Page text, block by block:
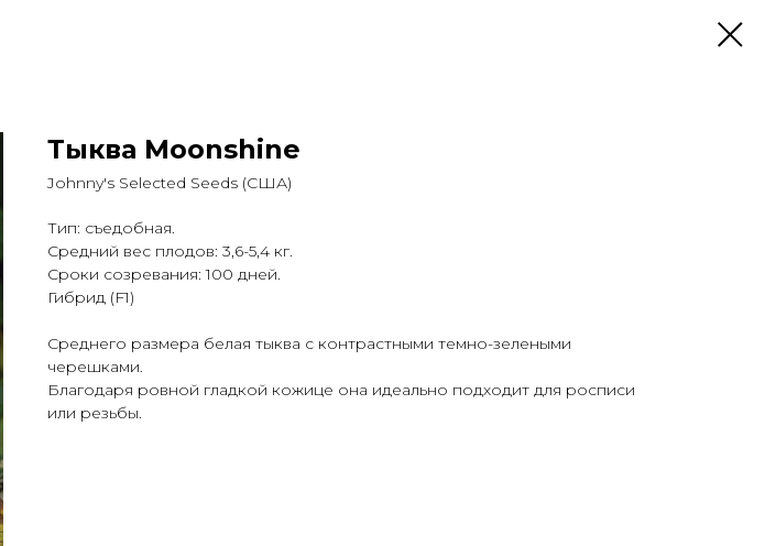
Тыква Moonshine
Johnny's Selected Seeds (США)
Тип: съедобная.
Средний вес плодов: 3,6-5,4 кг.
Сроки созревания: 100 дней.
Гибрид (F1)
Среднего размера белая тыква с контрастными темно-зелеными
черешками.
Благодаря ровной гладкой кожице она идеально подходит для росписи
или резьбы.